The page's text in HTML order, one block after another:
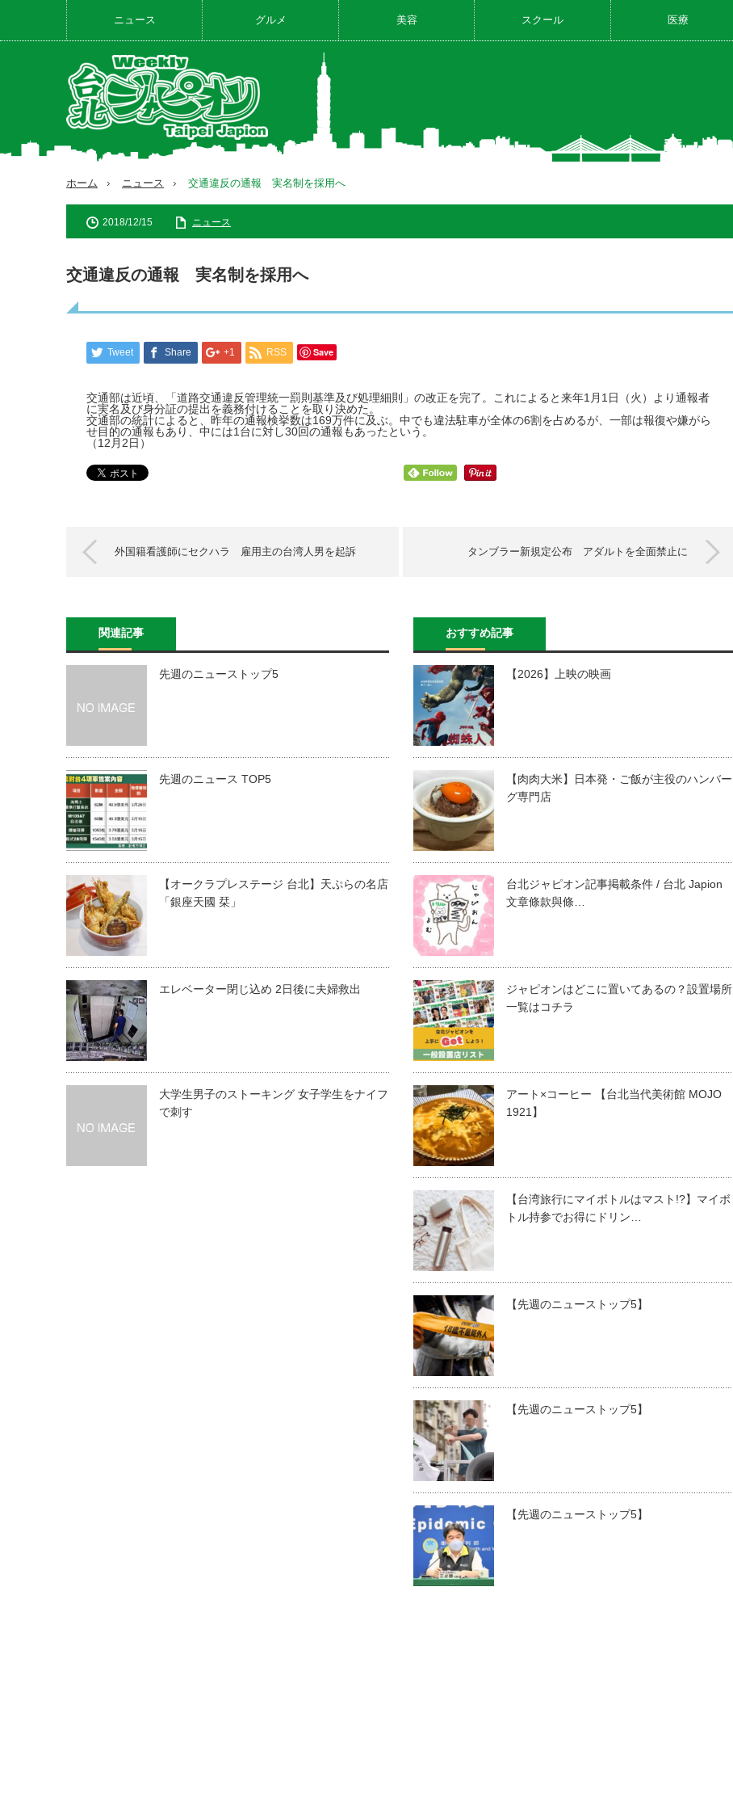
ニュース グルメ 美容 スクール 医療
ホーム ニュース 交通違反の通報 実名制を採用へ
2018/12/15 ニュース
交通違反の通報 実名制を採用へ
Tweet Share +1 RSS Save
交通部は近頃、「道路交通違反管理統一罰則基準及び処理細則」の改正を完了。これによると来年1月1日（火）より通報者
に実名及び身分証の提出を義務付けることを取り決めた。
交通部の統計によると、昨年の通報検挙数は169万件に及ぶ。中でも違法駐車が全体の6割を占めるが、一部は報復や嫌がら
せ目的の通報もあり、中には1台に対し30回の通報もあったという。
（12月2日）
外国籍看護師にセクハラ 雇用主の台湾人男を起訴 タンブラー新規定公布 アダルトを全面禁止に
関連記事
先週のニューストップ5
先週のニュース TOP5
【オークラプレステージ 台北】天ぷらの名店
「銀座天國 栞」
エレベーター閉じ込め 2日後に夫婦救出
大学生男子のストーキング 女子学生をナイフ
で刺す
おすすめ記事
【2026】上映の映画
【肉肉大米】日本発・ご飯が主役のハンバー
グ専門店
台北ジャピオン記事掲載条件 / 台北 Japion
文章條款與條…
ジャピオンはどこに置いてあるの？設置場所
一覧はコチラ
アート×コーヒー 【台北当代美術館 MOJO
1921】
【台湾旅行にマイボトルはマスト!?】マイボ
トル持参でお得にドリン…
【先週のニューストップ5】
【先週のニューストップ5】
【先週のニューストップ5】